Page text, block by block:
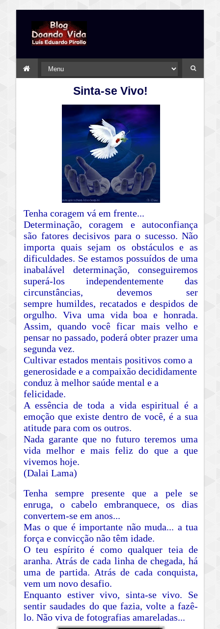
Sinta-se Vivo!
Tenha coragem vá em frente...
Determinação, coragem e autoconfiança
são fatores decisivos para o sucesso. Não
importa quais sejam os obstáculos e as
dificuldades. Se estamos possuídos de uma
inabalável determinação, conseguiremos
superá-los independentemente das
circunstâncias, devemos ser
sempre humildes, recatados e despidos de
orgulho. Viva uma vida boa e honrada.
Assim, quando você ficar mais velho e
pensar no passado, poderá obter prazer uma
segunda vez.
Cultivar estados mentais positivos como a
generosidade e a compaixão decididamente
conduz à melhor saúde mental e a
felicidade.
A essência de toda a vida espiritual é a
emoção que existe dentro de você, é a sua
atitude para com os outros.
Nada garante que no futuro teremos uma
vida melhor e mais feliz do que a que
vivemos hoje.
(Dalai Lama)
Tenha sempre presente que a pele se
enruga, o cabelo embranquece, os dias
convertem-se em anos...
Mas o que é importante não muda... a tua
força e convicção não têm idade.
O teu espírito é como qualquer teia de
aranha. Atrás de cada linha de chegada, há
uma de partida. Atrás de cada conquista,
vem um novo desafio.
Enquanto estiver vivo, sinta-se vivo. Se
sentir saudades do que fazia, volte a fazê-
lo. Não viva de fotografias amareladas...